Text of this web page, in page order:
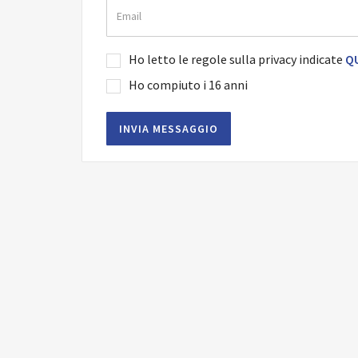
Ho letto le regole sulla privacy indicate
Ho compiuto i 16 anni